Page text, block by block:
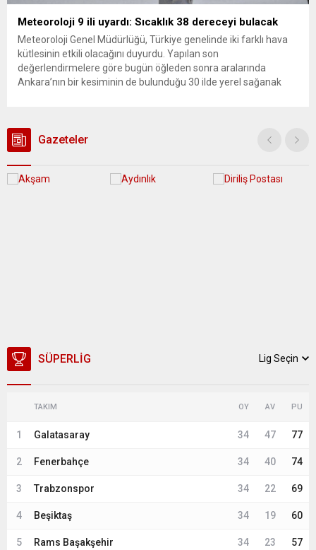
Meteoroloji 9 ili uyardı: Sıcaklık 38 dereceyi bulacak
Meteoroloji Genel Müdürlüğü, Türkiye genelinde iki farklı hava
kütlesinin etkili olacağını duyurdu. Yapılan son
değerlendirmelere göre bugün öğleden sonra aralarında
Ankara’nın bir kesiminin de bulunduğu 30 ilde yerel sağanak
Gazeteler
SÜPERLIG Lig Seçin
TAKIM OY AV PU
1 Galatasaray 34 47 77
2 Fenerbahçe 34 40 74
3 Trabzonspor 34 22 69
4 Beşiktaş 34 19 60
5 Rams Başakşehir 34 23 57